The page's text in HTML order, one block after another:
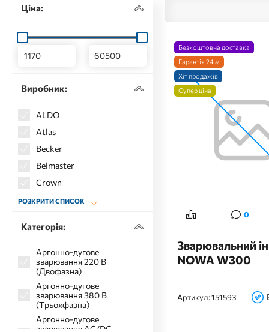
Ціна:
Виробник:
ALDO
Atlas
Becker
Belmaster
Crown
DWT
Edon
Einhell
Eltos
Flinke
Grand
Grosser
РОЗКРИТИ СПИСОК
Категорія:
Аргонно-дугове
зварювання 220 В
(Двофазна)
Аргонно-дугове
зварювання 380 В
(Трьохфазна)
Аргонно-дугове
зварювання AC/DC
Безкоштовна доставка
Гарантія 24 м
Хіт продажів
Супер ціна
0
Зварювальний
NOWA W300
Артикул:151593